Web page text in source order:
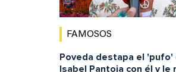
FAMOSOS
Poveda destapa el 'pufo'
Isabel Pantoja con él y le